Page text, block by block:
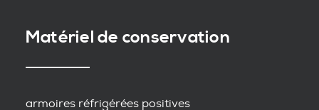
Matériel de conservation
armoires réfrigérées positives